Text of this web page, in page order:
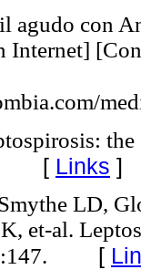
agudo con
Internet]
: the
[ Links ]
LD,
et-al.
[